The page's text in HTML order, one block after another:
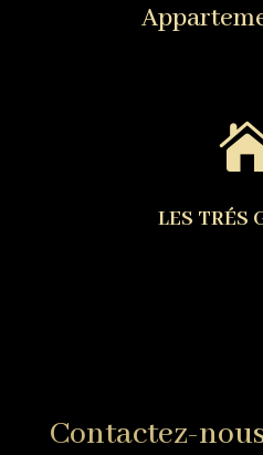
LES TRÉS
Contactez-